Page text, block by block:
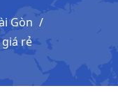
Gòn
giá rẻ